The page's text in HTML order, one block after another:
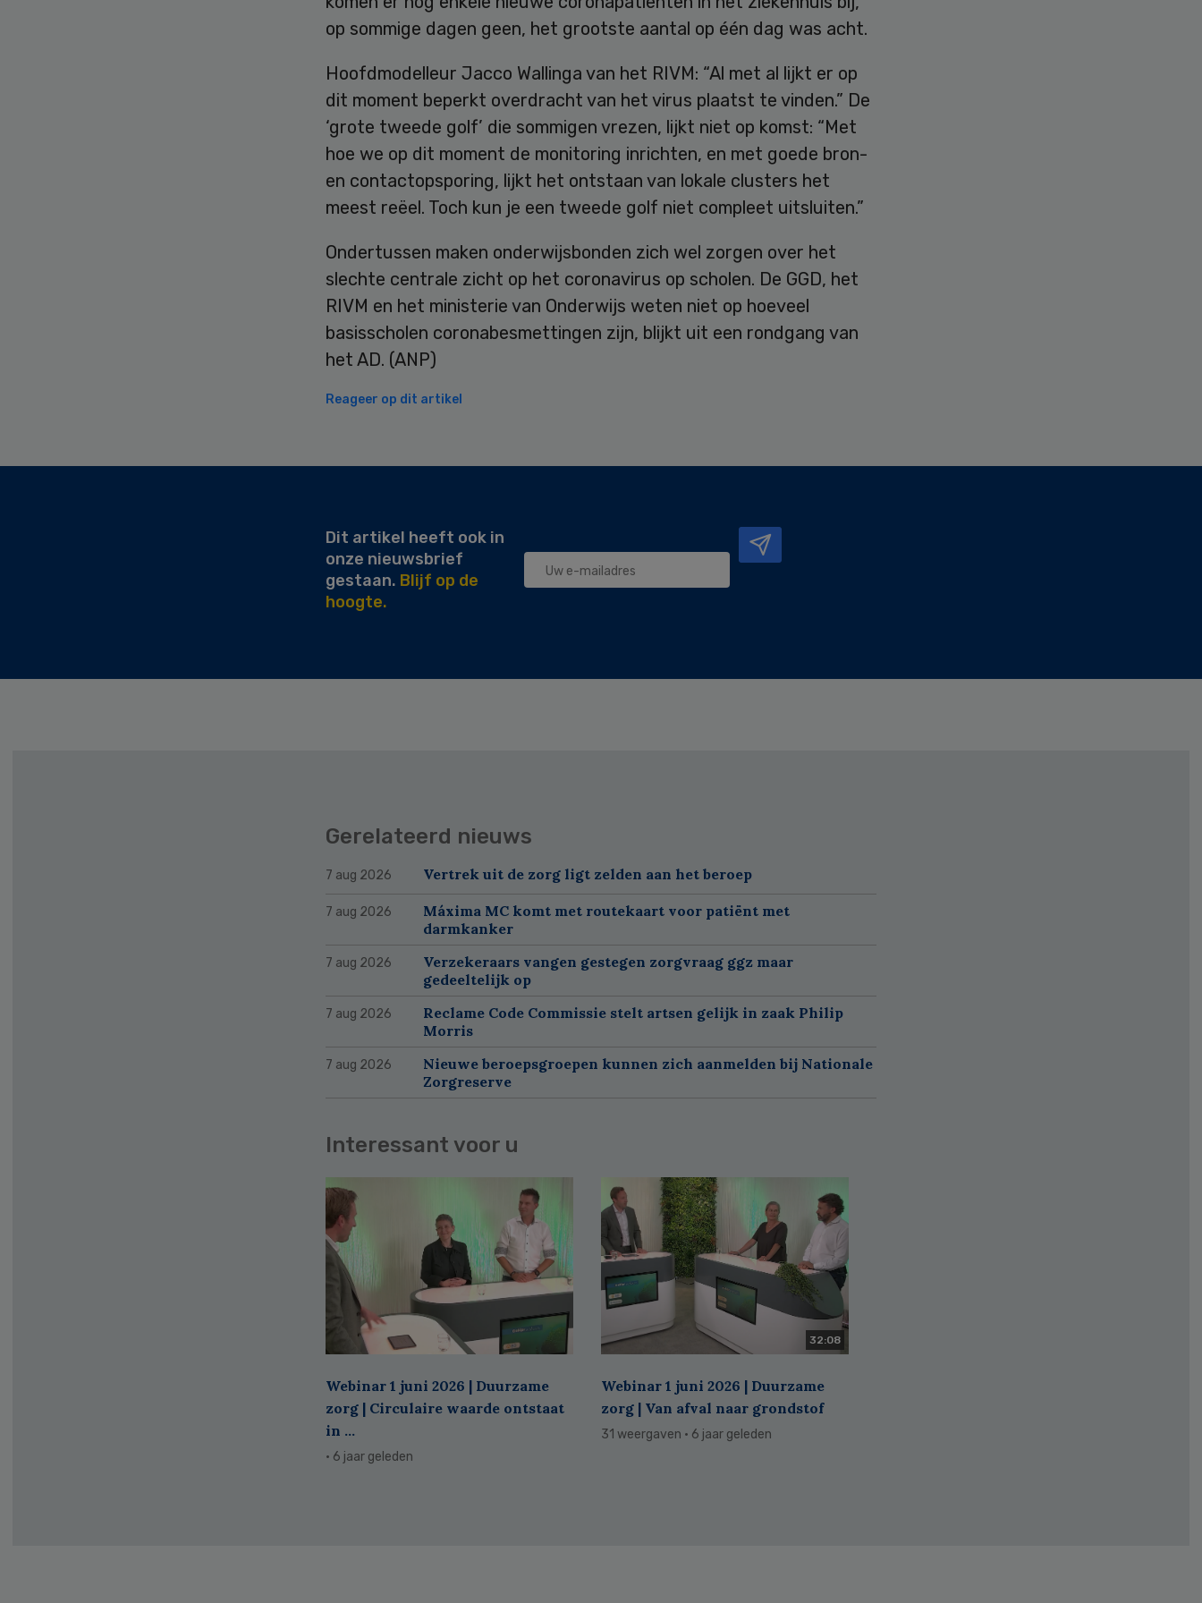
op sommige dagen geen, het grootste aantal op één dag was acht.
Hoofdmodelleur Jacco Wallinga van het RIVM: “Al met al lijkt er op
dit moment beperkt overdracht van het virus plaatst te vinden.” De
‘grote tweede golf’ die sommigen vrezen, lijkt niet op komst: “Met
hoe we op dit moment de monitoring inrichten, en met goede bron-
en contactopsporing, lijkt het ontstaan van lokale clusters het
meest reëel. Toch kun je een tweede golf niet compleet uitsluiten.”
Ondertussen maken onderwijsbonden zich wel zorgen over het
slechte centrale zicht op het coronavirus op scholen. De GGD, het
RIVM en het ministerie van Onderwijs weten niet op hoeveel
basisscholen coronabesmettingen zijn, blijkt uit een rondgang van
het AD. (ANP)
Reageer op dit artikel
Dit artikel heeft ook in
onze nieuwsbrief
gestaan. Blijf op de
hoogte.
Gerelateerd nieuws
7 aug 2026 Vertrek uit de zorg ligt zelden aan het beroep
7 aug 2026
Máxima MC komt met routekaart voor patiënt met
darmkanker
7 aug 2026
Verzekeraars vangen gestegen zorgvraag ggz maar
gedeeltelijk op
7 aug 2026
Reclame Code Commissie stelt artsen gelijk in zaak Philip
Morris
7 aug 2026
Nieuwe beroepsgroepen kunnen zich aanmelden bij Nationale
Zorgreserve
Interessant voor u
Webinar 1 juni 2026 | Duurzame
zorg | Circulaire waarde ontstaat
in ...
· 6 jaar geleden
32:08
Webinar 1 juni 2026 | Duurzame
zorg | Van afval naar grondstof
31 weergaven · 6 jaar geleden